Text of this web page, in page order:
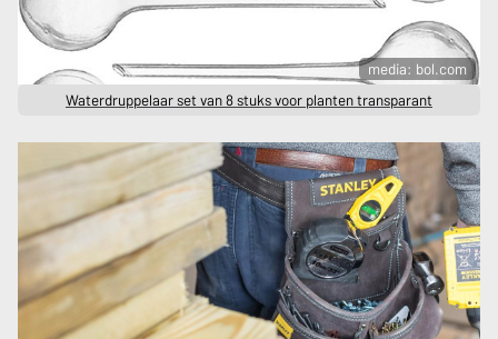
media: bol.com
Waterdruppelaar set van 8 stuks voor planten transparant